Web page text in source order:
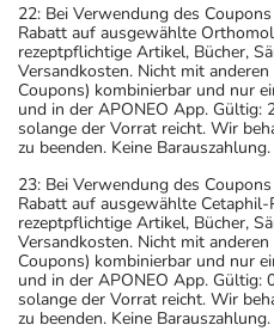
22: Bei Verwendung des
Rabatt auf ausgewählte
rezeptpflichtige Artikel, Bücher,
Versandkosten. Nicht mit
Coupons) kombinierbar und nur
und in der APONEO App. Gültig:
solange der Vorrat reicht. Wir
zu beenden. Keine Barauszahlung.
23: Bei Verwendung des
Rabatt auf ausgewählte
rezeptpflichtige Artikel, Bücher,
Versandkosten. Nicht mit
Coupons) kombinierbar und nur
und in der APONEO App. Gültig:
solange der Vorrat reicht. Wir
zu beenden. Keine Barauszahlung.